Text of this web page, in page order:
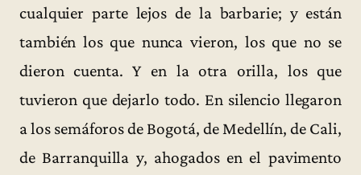
cualquier parte lejos de la barbarie; y están
también los que nunca vieron, los que no se
dieron cuenta. Y en la otra orilla, los que
tuvieron que dejarlo todo. En silencio llegaron
a los semáforos de Bogotá, de Medellín, de Cali,
de Barranquilla y, ahogados en el pavimento